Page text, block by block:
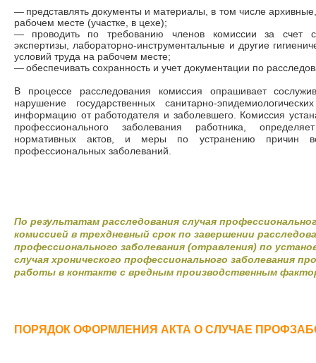
— представлять документы и материалы, в том числе
рабочем месте (участке, в цехе);
—
проводить по требованию членов комиссии за счет
экспертизы, лабораторно-инструментальные и другие
условий труда на рабочем месте;
—обеспечивать сохранность и учет документации по
В процессе расследования комиссия опрашивает
нарушение государственных санитарно-
информацию от работодателя и заболевшего. Комиссия
профессионального заболевания работника,
нормативных актов, и меры по устранению причин
профессиональных заболеваний.
По результатам расследования случая
комиссией в трехдневный срок по завершении
профессионального заболевания (отравления) по
случая хронического профессионального заболевания
работы в контакте с вредным производственным
ПОРЯДОК ОФОРМЛЕНИЯ АКТА О СЛУЧАЕ